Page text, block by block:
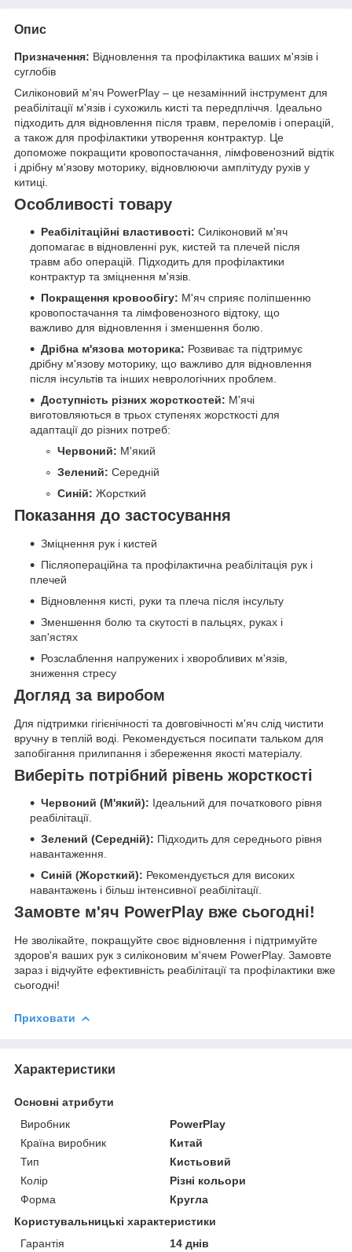
Опис
Призначення: Відновлення та профілактика ваших м'язів і
суглобів
Силіконовий м'яч PowerPlay – це незамінний інструмент для
реабілітації м'язів і сухожиль кисті та передпліччя. Ідеально
підходить для відновлення після травм, переломів і операцій,
а також для профілактики утворення контрактур. Це
допоможе покращити кровопостачання, лімфовенозний відтік
і дрібну м'язову моторику, відновлюючи амплітуду рухів у
китиці.
Особливості товару
Реабілітаційні властивості: Силіконовий м'яч
допомагає в відновленні рук, кистей та плечей після
травм або операцій. Підходить для профілактики
контрактур та зміцнення м'язів.
Покращення кровообігу: М'яч сприяє поліпшенню
кровопостачання та лімфовенозного відтоку, що
важливо для відновлення і зменшення болю.
Дрібна м'язова моторика: Розвиває та підтримує
дрібну м'язову моторику, що важливо для відновлення
після інсультів та інших неврологічних проблем.
Доступність різних жорсткостей: М'ячі
виготовляються в трьох ступенях жорсткості для
адаптації до різних потреб:
Червоний: М'який
Зелений: Середній
Синій: Жорсткий
Показання до застосування
Зміцнення рук і кистей
Післяопераційна та профілактична реабілітація рук і
плечей
Відновлення кисті, руки та плеча після інсульту
Зменшення болю та скутості в пальцях, руках і
зап'ястях
Розслаблення напружених і хворобливих м'язів,
зниження стресу
Догляд за виробом
Для підтримки гігієнічності та довговічності м'яч слід чистити
вручну в теплій воді. Рекомендується посипати тальком для
запобігання прилипання і збереження якості матеріалу.
Виберіть потрібний рівень жорсткості
Червоний (М'який): Ідеальний для початкового рівня
реабілітації.
Зелений (Середній): Підходить для середнього рівня
навантаження.
Синій (Жорсткий): Рекомендується для високих
навантажень і більш інтенсивної реабілітації.
Замовте м'яч PowerPlay вже сьогодні!
Не зволікайте, покращуйте своє відновлення і підтримуйте
здоров'я ваших рук з силіконовим м'ячем PowerPlay. Замовте
зараз і відчуйте ефективність реабілітації та профілактики вже
сьогодні!
Приховати
Характеристики
Основні атрибути
Виробник
PowerPlay
Країна виробник
Китай
Тип
Кистьовий
Колір
Різні кольори
Форма
Кругла
Користувальницькі характеристики
Гарантія
14 днів